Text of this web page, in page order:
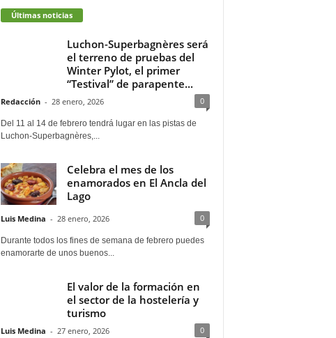
Últimas noticias
Luchon-Superbagnères será
el terreno de pruebas del
Winter Pylot, el primer
“Testival” de parapente...
Redacción - 28 enero, 2026 0
Del 11 al 14 de febrero tendrá lugar en las pistas de
Luchon-Superbagnères,...
Celebra el mes de los
enamorados en El Ancla del
Lago
Luis Medina - 28 enero, 2026 0
Durante todos los fines de semana de febrero puedes
enamorarte de unos buenos...
El valor de la formación en
el sector de la hostelería y
turismo
Luis Medina - 27 enero, 2026 0